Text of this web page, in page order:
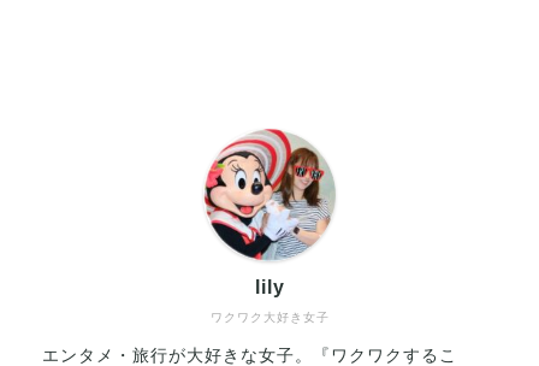
ワクワク大好き女子
lily
エンタメ・旅行が大好きな女子。『ワクワクするこ